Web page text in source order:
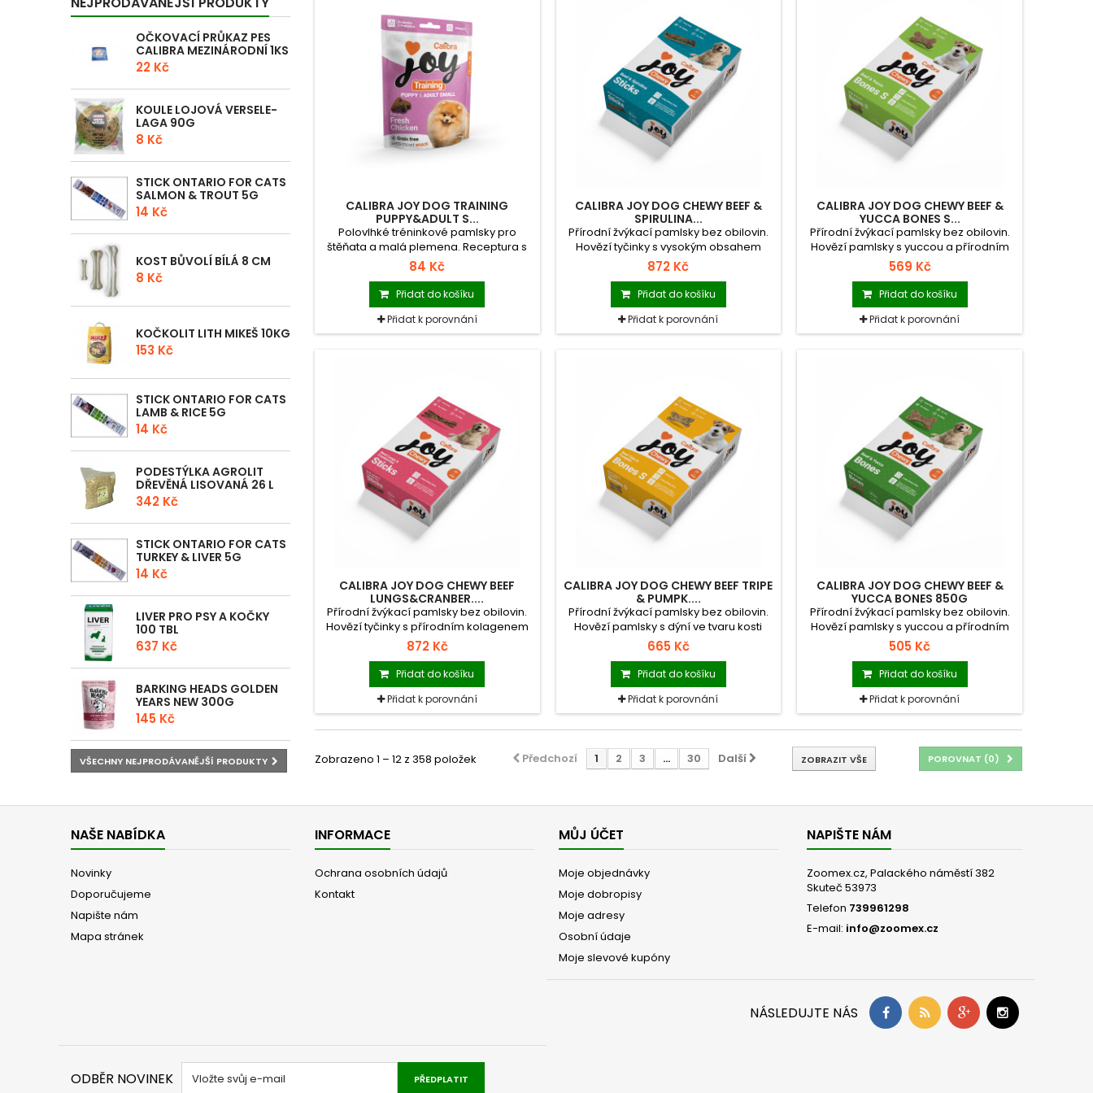
OČKOVACÍ PRŮKAZ PES
CALIBRA MEZINÁRODNÍ 1KS
22 Kč
KOULE LOJOVÁ VERSELE-
LAGA 90G
8 Kč
STICK ONTARIO FOR CATS
SALMON & TROUT 5G
14 Kč
KOST BŮVOLÍ BÍLÁ 8 CM
8 Kč
KOČKOLIT LITH MIKEŠ 10KG
153 Kč
STICK ONTARIO FOR CATS
LAMB & RICE 5G
14 Kč
PODESTÝLKA AGROLIT
DŘEVĚNÁ LISOVANÁ 26 L
342 Kč
STICK ONTARIO FOR CATS
TURKEY & LIVER 5G
14 Kč
LIVER PRO PSY A KOČKY
100 TBL
637 Kč
BARKING HEADS GOLDEN
YEARS NEW 300G
145 Kč
VŠECHNY NEJPRODÁVANĚJŠÍ PRODUKTY
CALIBRA JOY DOG TRAINING
PUPPY&ADULT S...
Polovlhké tréninkové pamlsky pro
štěňata a malá plemena. Receptura s
čerstvým kuřetem bez obilovin. Pamlsky
ideální pro výcvik, sport a?výchovu.
Doplňkové krmivo pro psy.
84 Kč
Přidat do košíku
Přidat k porovnání
CALIBRA JOY DOG CHEWY BEEF &
SPIRULINA...
Přírodní žvýkací pamlsky bez obilovin.
Hovězí tyčinky s vysokým obsahem
přírodního kolagenu a se spirulinou.
Doplňkové krmivo pro psy.
872 Kč
Přidat do košíku
Přidat k porovnání
CALIBRA JOY DOG CHEWY BEEF &
YUCCA BONES S...
Přírodní žvýkací pamlsky bez obilovin.
Hovězí pamlsky s yuccou a přírodním
kolagenem mají oblíbený tvar kosti.
Doplňkové krmivo pro psy.
569 Kč
Přidat do košíku
Přidat k porovnání
CALIBRA JOY DOG CHEWY BEEF
LUNGS&CRANBER....
Přírodní žvýkací pamlsky bez obilovin.
Hovězí tyčinky s přírodním kolagenem
a brusinkami. Doplňkové krmivo pro
psy.
872 Kč
Přidat do košíku
Přidat k porovnání
CALIBRA JOY DOG CHEWY BEEF TRIPE
& PUMPK....
Přírodní žvýkací pamlsky bez obilovin.
Hovězí pamlsky s dýní ve tvaru kosti
jsou menší velikosti, vhodné pro
všechna psí plemena. Doplňkové
krmivo pro psy.
665 Kč
Přidat do košíku
Přidat k porovnání
CALIBRA JOY DOG CHEWY BEEF &
YUCCA BONES 850G
Přírodní žvýkací pamlsky bez obilovin.
Hovězí pamlsky s yuccou a přírodním
kolagenem mají oblíbený tvar kosti.
Doplňkové krmivo pro psy.
505 Kč
Přidat do košíku
Přidat k porovnání
POROVNAT (0)
ZOBRAZIT VŠE
Předchozí 1 2 3 ... 30 Další
Zobrazeno 1 – 12 z 358 položek
NAŠE NABÍDKA
Novinky
Doporučujeme
Napište nám
Mapa stránek
INFORMACE
Ochrana osobních údajů
Kontakt
MŮJ ÚČET
Moje objednávky
Moje dobropisy
Moje adresy
Osobní údaje
Moje slevové kupóny
NAPIŠTE NÁM
Zoomex.cz, Palackého náměstí 382
Skuteč 53973
Telefon 739961298
E-mail: info@zoomex.cz
NÁSLEDUJTE NÁS
ODBĚR NOVINEK PŘEDPLATIT